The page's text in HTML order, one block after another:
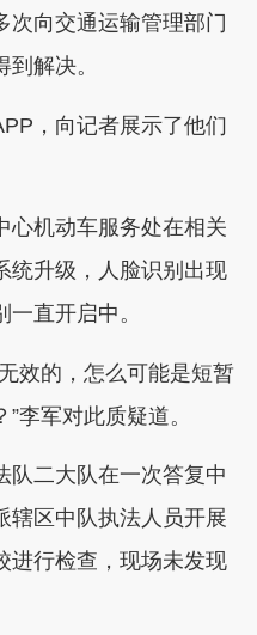
次向交通运输管理部门
解决。
，向记者展示了他们
心机动车服务处在相关
统升级，人脸识别出现
直开启中。
效的，怎么可能是短暂
李军对此质疑道。
队二大队在一次答复中
辖区中队执法人员开展
进行检查，现场未发现